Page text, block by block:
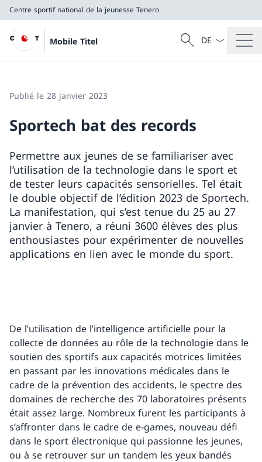
Centre sportif national de la jeunesse Tenero
Mobile Titel
Recherche
Recherche
La langue
Publié le 28 janvier 2023
Sportech bat des records
Permettre aux jeunes de se familiariser avec
l’utilisation de la technologie dans le sport et
de tester leurs capacités sensorielles. Tel était
le double objectif de l’édition 2023 de Sportech.
La manifestation, qui s’est tenue du 25 au 27
janvier à Tenero, a réuni 3600 élèves des plus
enthousiastes pour expérimenter de nouvelles
applications en lien avec le monde du sport.
De l’utilisation de l’intelligence artificielle pour la
collecte de données au rôle de la technologie dans le
soutien des sportifs aux capacités motrices limitées
en passant par les innovations médicales dans le
cadre de la prévention des accidents, le spectre des
domaines de recherche des 70 laboratoires présents
était assez large. Nombreux furent les participants à
s’affronter dans le cadre de e-games, nouveau défi
dans le sport électronique qui passionne les jeunes,
ou à se retrouver sur un tandem les yeux bandés